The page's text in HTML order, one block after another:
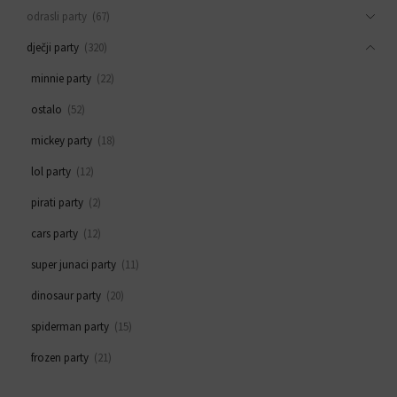
odrasli party (67)
dječji party (320)
minnie party (22)
ostalo (52)
mickey party (18)
lol party (12)
pirati party (2)
cars party (12)
super junaci party (11)
dinosaur party (20)
spiderman party (15)
frozen party (21)